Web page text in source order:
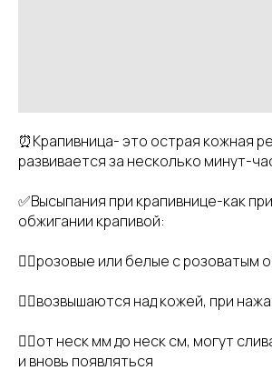
⏰Крапивница- это острая кожная
развивается за несколько минут-
✅Высыпания при крапивнице-как
обжигании крапивой:
👉🏻розовые или белые с розоватым
👉🏻возвышаются над кожей, при
👉🏻от неск мм до неск см, могут
и вновь появляться